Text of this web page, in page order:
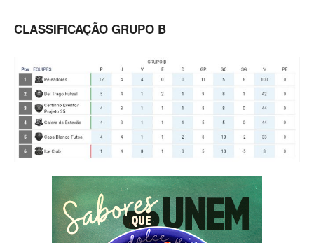
CLASSIFICAÇÃO GRUPO B